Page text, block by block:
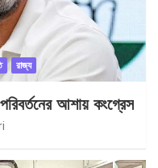
রাজ্য
আশায় কংগ্রেস